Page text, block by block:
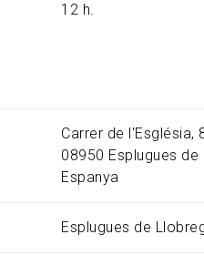
12 h.
Carrer de l'Església,
08950 Esplugues
Espanya
Esplugues de